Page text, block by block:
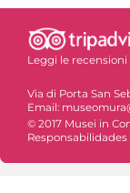
Leggi le recensioni
Via di Porta San
Email:
© 2017 Musei in
Responsabilidades